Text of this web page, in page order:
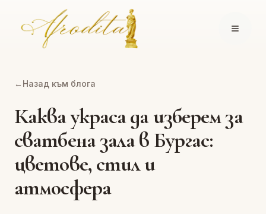
← Назад към блога
Каква украса да изберем за
сватбена зала в Бургас:
цветове, стил и
атмосфера